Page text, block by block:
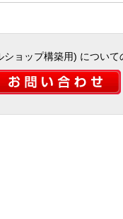
ョップ構築用) について